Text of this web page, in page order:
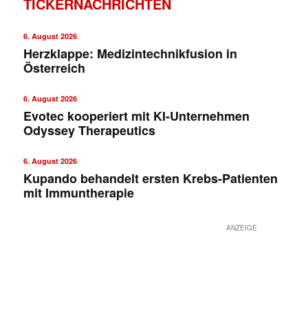
6. August 2026
Herzklappe: Medizintechnikfusion in
Österreich
6. August 2026
Evotec kooperiert mit KI-Unternehmen
Odyssey Therapeutics
6. August 2026
Kupando behandelt ersten Krebs-Patienten
mit Immuntherapie
ANZEIGE